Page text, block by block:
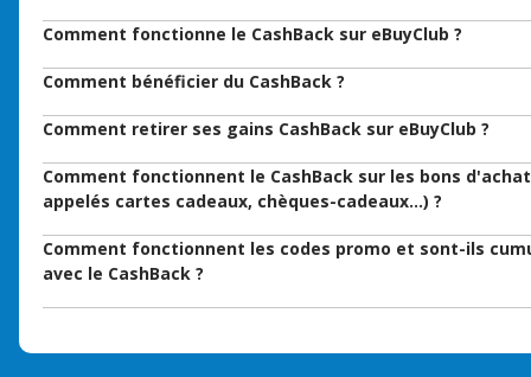
Comment fonctionne le CashBack sur eBuyClub ?
Comment bénéficier du CashBack ?
Comment retirer ses gains CashBack sur eBuyClub ?
Comment fonctionnent le CashBack sur les bons
appelés cartes cadeaux, chèques-cadeaux…) ?
Comment fonctionnent les codes promo et sont-ils
avec le CashBack ?